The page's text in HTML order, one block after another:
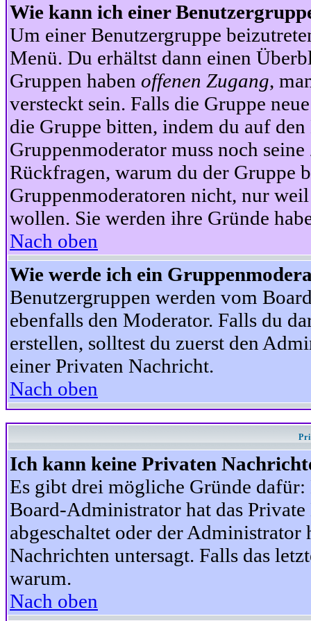
Wie kann ich einer
Um einer Benutzergruppe
Menü. Du erhältst dann einen
Gruppen haben offenen Zugang,
versteckt sein. Falls die Gruppe
die Gruppe bitten, indem du auf
Gruppenmoderator muss noch
Rückfragen, warum du der Gruppe
Gruppenmoderatoren nicht, nur
wollen. Sie werden ihre Gründe
Nach oben
Wie werde ich ein
Benutzergruppen werden vom
ebenfalls den Moderator. Falls du
erstellen, solltest du zuerst den
einer Privaten Nachricht.
Nach oben
Ich kann keine Privaten
Es gibt drei mögliche Gründe
Board-Administrator hat das
abgeschaltet oder der
Nachrichten untersagt. Falls das
warum.
Nach oben